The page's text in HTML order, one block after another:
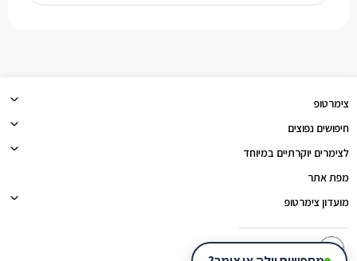
צימרטופ
צימרטופ
חיפושים נפוצים
לצימרים יוקרתיים במיוחד
מפת אתר
מועדון צימרטופ